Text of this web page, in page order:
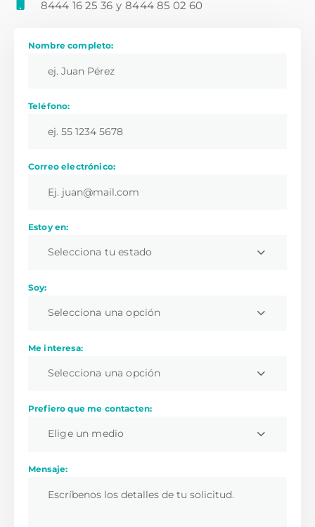
8444 16 25 36 y 8444 85 02 60
Nombre completo:
Teléfono:
Correo electrónico:
Estoy en:
Selecciona tu estado
Soy:
Selecciona una opción
Me interesa:
Selecciona una opción
Prefiero que me contacten:
Elige un medio
Mensaje: